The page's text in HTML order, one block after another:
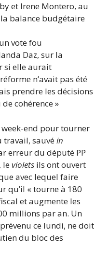
et Irene Montero, au
la balance budgétaire
vote fou
Daz, sur la
si elle aurait
n’avait pas été
prendre les décisions
cohérence »
end pour tourner
travail, sauvéin
erreur du député PP
leviolets ils ont ouvert
avec lequel faire
qu’il « tourne à 180
et augmente les
millions par an. Un
ce lundi, ne doit
du bloc des